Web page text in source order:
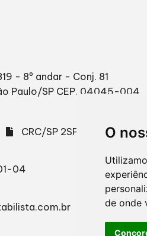
O
de onde
- 8º andar - Conj. 81
Paulo/SP CEP. 04045-004
CRC/SP 2SP003665/O-2
04